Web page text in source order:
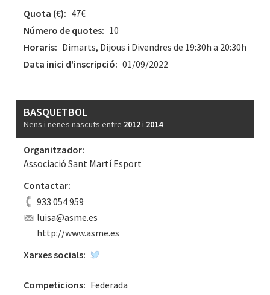
Quota (€): 47€
Número de quotes: 10
Horaris: Dimarts, Dijous i Divendres de 19:30h a 20:30h
Data inici d'inscripció: 01/09/2022
BASQUETBOL
Nens i nenes nascuts entre 2012i 2014
Organitzador:
Associació Sant Martí Esport
Contactar:
933 054 959
luisa@asme.es
http://www.asme.es
Xarxes socials:
Competicions: Federada